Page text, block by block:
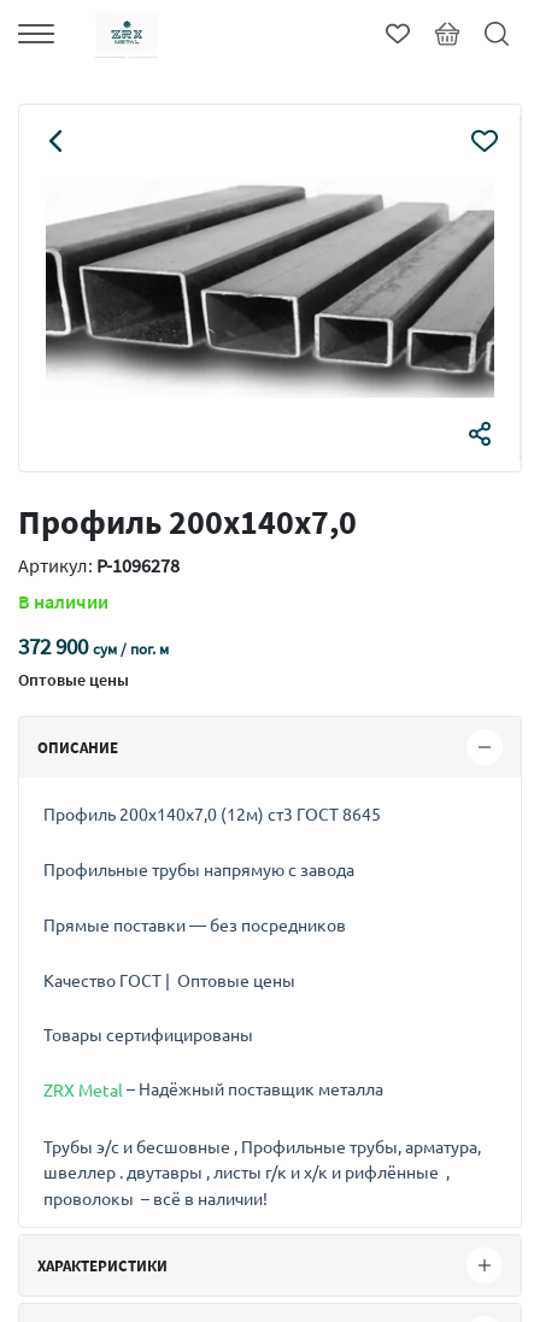
Профиль 200х140х7,0
Артикул: P-1096278
В наличии
372 900сум / пог. м
Оптовые цены
ОПИСАНИЕ
Профиль 200х140х7,0 (12м) ст3 ГОСТ 8645
Профильные трубы напрямую с завода
Прямые поставки — без посредников
Качество ГОСТ | Оптовые цены
Товары сертифицированы
ZRX Metal– Надёжный поставщик металла
Трубы э/с и бесшовные , Профильные трубы, арматура,
швеллер . двутавры , листы г/к и х/к и рифлённые ,
проволокы – всё в наличии!
ХАРАКТЕРИСТИКИ